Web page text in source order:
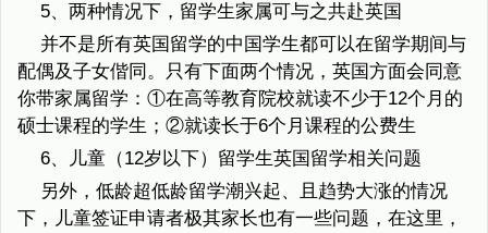
5、两种情况下，留学生家属可与之共赴英国
并不是所有英国留学的中国学生都可以在留学期间与
配偶及子女偕同。只有下面两个情况，英国方面会同意
你带家属留学：①在高等教育院校就读不少于12个月的
硕士课程的学生；②就读长于6个月课程的公费生
6、儿童（12岁以下）留学生英国留学相关问题
另外，低龄超低龄留学潮兴起、且趋势大涨的情况
下，儿童签证申请者极其家长也有一些问题，在这里，